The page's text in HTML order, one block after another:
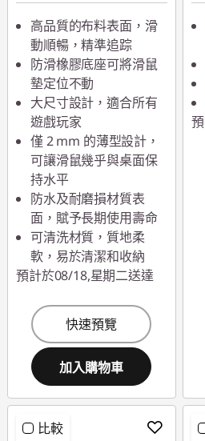
高品質的布料表面，滑
動順暢，精準追踪
防滑橡膠底座可將滑鼠
墊定位不動
大尺寸設計，適合所有
遊戲玩家
僅 2 mm 的薄型設計，
可讓滑鼠幾乎與桌面保
持水平
防水及耐磨損材質表
面，賦予長期使用壽命
可清洗材質，質地柔
軟，易於清潔和收納
預計於08/18,星期二送達
快速預覽
加入購物車
比較